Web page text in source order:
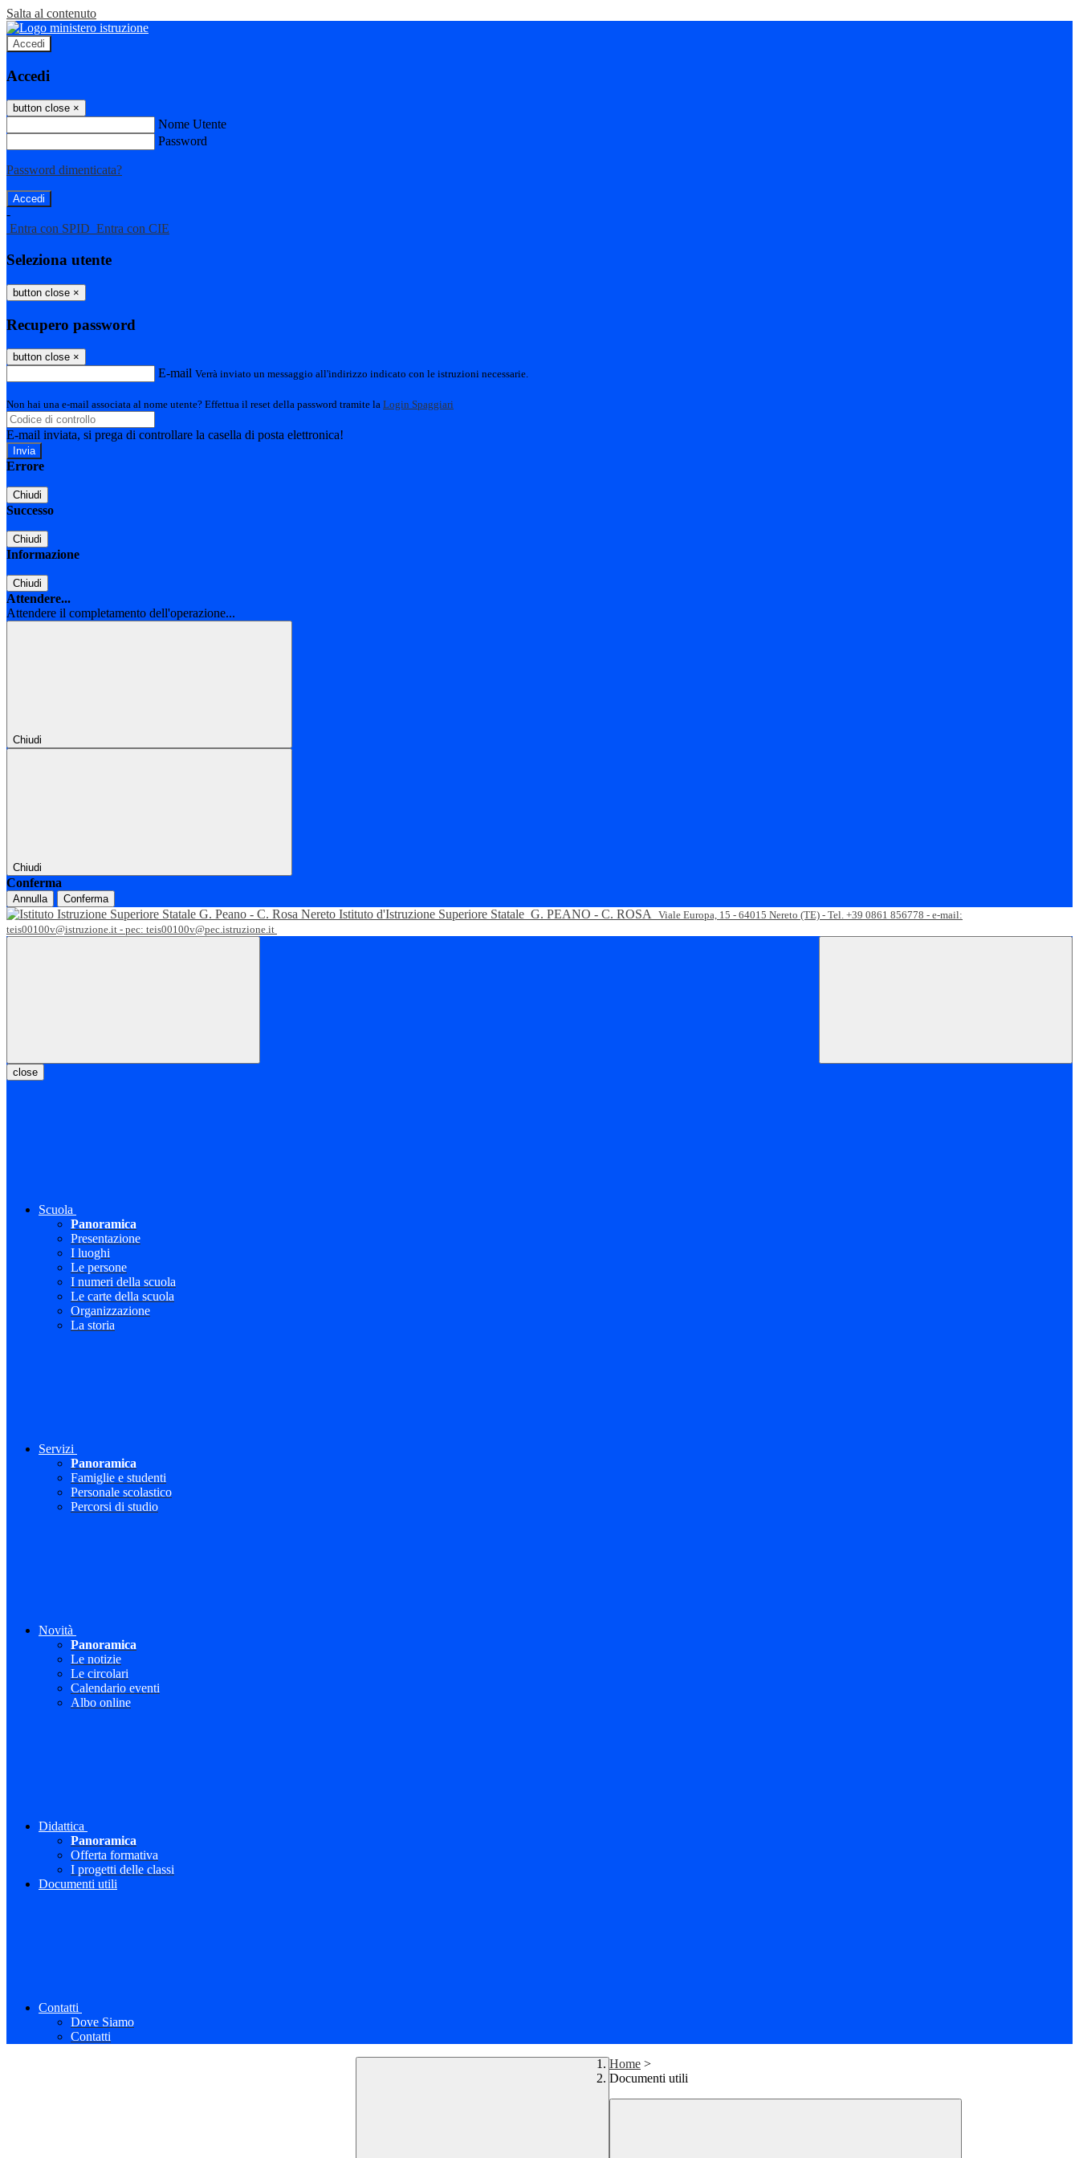
Salta al contenuto
Accedi
Accedi
button close ×
Nome Utente
Password
Password dimenticata?
-
Entra con SPID Entra con CIE
Seleziona utente
button close ×
Recupero password
button close ×
E-mail Verrà inviato un messaggio all'indirizzo indicato con le istruzioni necessarie.
Non hai una e-mail associata al nome utente? Effettua il reset della password tramite la Login Spaggiari
E-mail inviata, si prega di controllare la casella di posta elettronica!
Errore
Chiudi
Successo
Chiudi
Informazione
Chiudi
Attendere...
Attendere il completamento dell'operazione...
Chiudi
Chiudi
Conferma
Annulla Conferma
Istituto d'Istruzione Superiore Statale G. PEANO - C. ROSA
Viale Europa, 15 - 64015 Nereto (TE) - Tel. +39 0861 856778 - e-mail:
teis00100v@istruzione.it - pec: teis00100v@pec.istruzione.it
close
Scuola
Panoramica
Presentazione
I luoghi
Le persone
I numeri della scuola
Le carte della scuola
Organizzazione
La storia
Servizi
Panoramica
Famiglie e studenti
Personale scolastico
Percorsi di studio
Novità
Panoramica
Le notizie
Le circolari
Calendario eventi
Albo online
Didattica
Panoramica
Offerta formativa
I progetti delle classi
Documenti utili
Contatti
Dove Siamo
Contatti
Home >
Documenti utili